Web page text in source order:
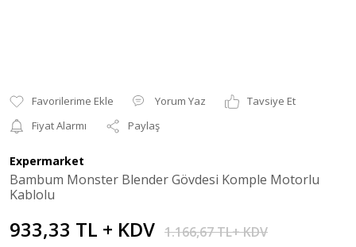
Yorum Yaz
Tavsiye Et
Fiyat Alarmı
Paylaş
Expermarket
Bambum Monster Blender Gövdesi Komple Motorlu
Kablolu
933,33 TL + KDV 1.166,67 TL+ KDV